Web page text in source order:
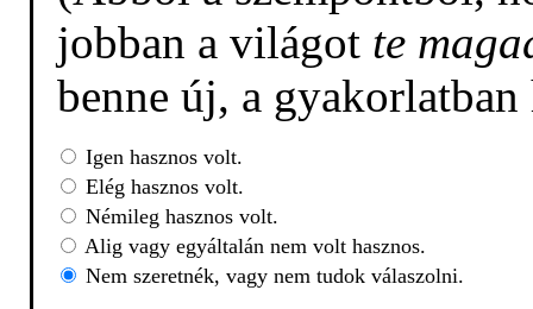
jobban a világot te
benne új, a
Igen hasznos volt.
Elég hasznos volt.
Némileg hasznos volt.
Alig vagy egyáltalán nem volt hasznos.
Nem szeretnék, vagy nem tudok válaszolni.